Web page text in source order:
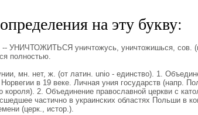
на эту букву:
-- УНИЧТОЖИТЬСЯ уничтожусь, уничтожишься, сов. (к
полностью.
мн. нет, ж. (от латин. unio - единство). 1.
в 19 веке. Личная уния государств (напр.
короля). 2. Объединение православной церкви с
частично в украинских областях Польши в
(церк., истор.).